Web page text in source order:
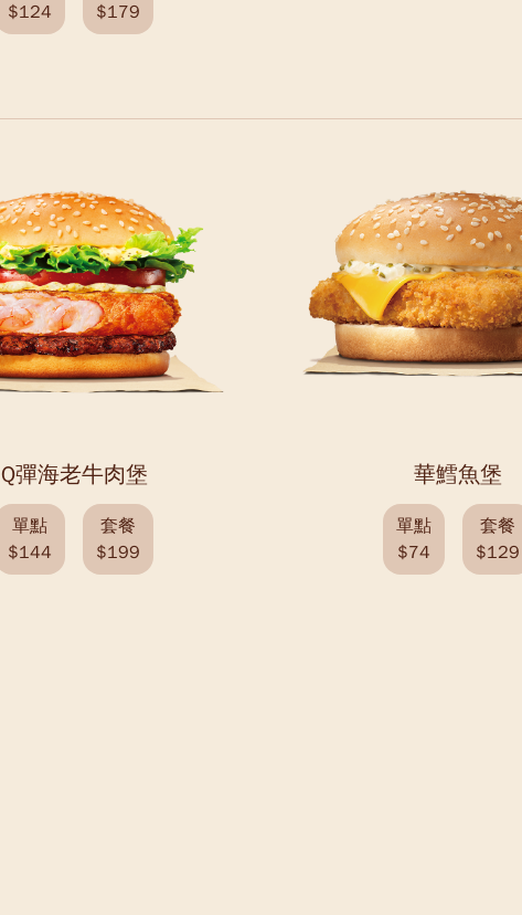
$124
$179
Q彈海老牛肉堡
單點
$144
套餐
$199
華鱈魚堡
單點
$74
套餐
$129